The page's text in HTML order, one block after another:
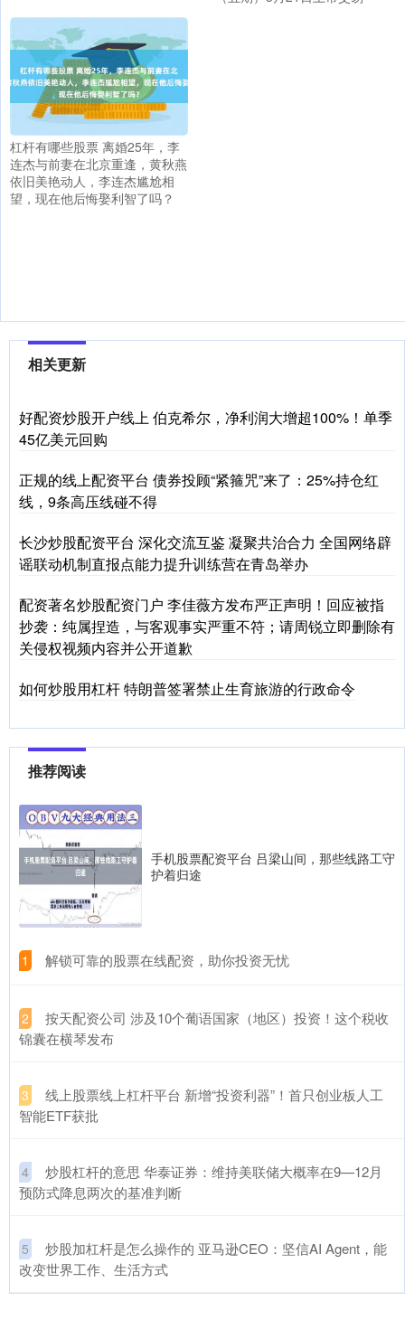
杠杆有哪些股票 离婚25年，李
连杰与前妻在北京重逢，黄秋燕
依旧美艳动人，李连杰尴尬相
望，现在他后悔娶利智了吗？
相关更新
好配资炒股开户线上 伯克希尔，净利润大增超100%！单季
45亿美元回购
正规的线上配资平台 债券投顾“紧箍咒”来了：25%持仓红
线，9条高压线碰不得
长沙炒股配资平台 深化交流互鉴 凝聚共治合力 全国网络辟
谣联动机制直报点能力提升训练营在青岛举办
配资著名炒股配资门户 李佳薇方发布严正声明！回应被指
抄袭：纯属捏造，与客观事实严重不符；请周锐立即删除有
关侵权视频内容并公开道歉
如何炒股用杠杆 特朗普签署禁止生育旅游的行政命令
推荐阅读
手机股票配资平台 吕梁山间，那些线路工守
护着归途
1 ​解锁可靠的股票在线配资，助你投资无忧
2
​按天配资公司 涉及10个葡语国家（地区）投资！这个税收
锦囊在横琴发布
3
​线上股票线上杠杆平台 新增“投资利器”！首只创业板人工
智能ETF获批
4
​炒股杠杆的意思 华泰证券：维持美联储大概率在9—12月
预防式降息两次的基准判断
5
​炒股加杠杆是怎么操作的 亚马逊CEO：坚信AI Agent，能
改变世界工作、生活方式